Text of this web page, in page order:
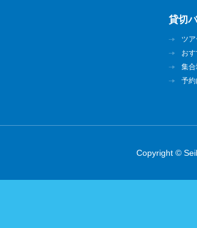
貸切
ツ
お
集
予
Copyright ©